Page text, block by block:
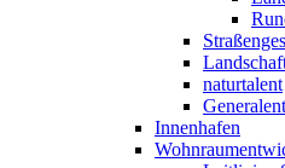
naturtalent
Innenhafen